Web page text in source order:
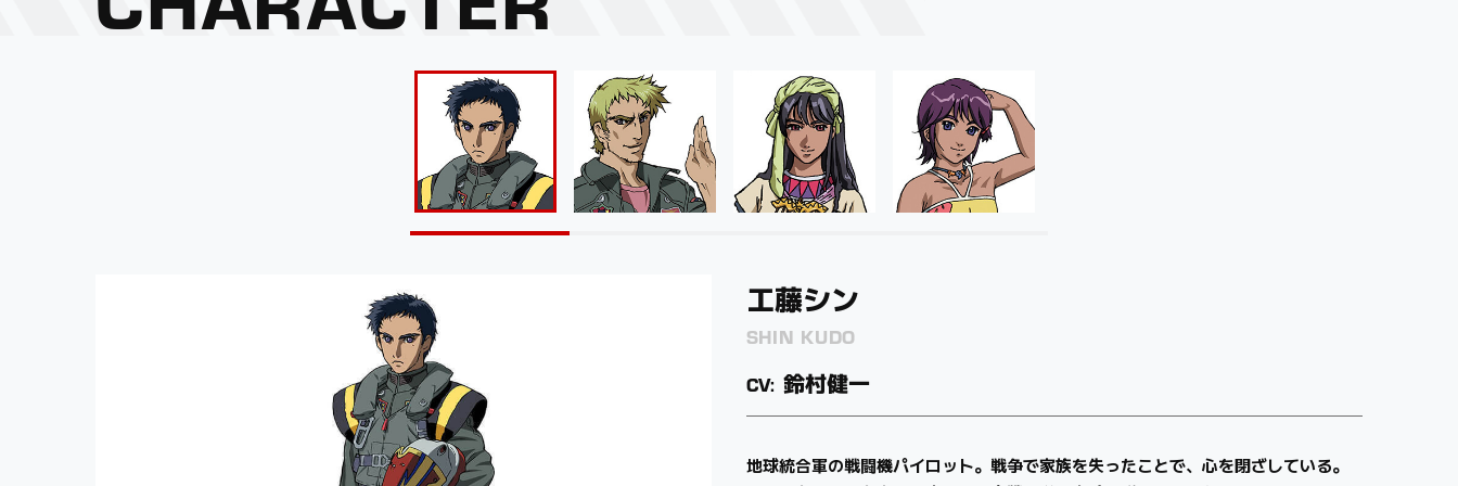
工藤シン
SHIN KUDO
鈴村健一
地球統合軍の戦闘機パイロット。戦争で家族を失ったことで、心を閉ざしている。
ロイ・フォッカー
ROY FOCKER
神谷明
空母アスカに所属する地球統合軍のエースパイロット。統合軍初の可変戦闘機VF-
サラ・ノーム
SARA NOME
小林沙苗
「風の導き手」と呼ばれるマヤン島の巫女。鳥や森や風のささやく「歌」を感じる
マオ・ノーム
MAO NOME
南里侑香
サラの妹。快活で“おてんば” のはねかえり娘。サラ同様、自然との感応力がある。